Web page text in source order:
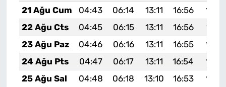
21 Ağu Cum
04:43 06:14 13:11 16:56
22 Ağu Cts
04:45 06:15 13:11 16:56
19:57
23 Ağu Paz
04:46 06:16 13:11 16:55
24 Ağu Pts
04:47 06:17 13:11 16:54
25 Ağu Sal
04:48 06:18 13:10 16:53